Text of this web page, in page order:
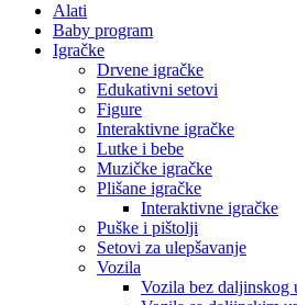
Alati
Baby program
Igračke
Drvene igračke
Edukativni setovi
Figure
Interaktivne igračke
Lutke i bebe
Muzičke igračke
Plišane igračke
Interaktivne igračke
Puške i pištolji
Setovi za ulepšavanje
Vozila
Vozila bez daljinskog